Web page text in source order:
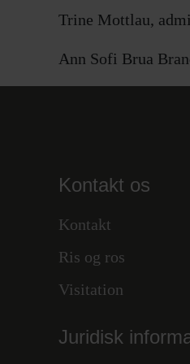
Trine Mottlau,
Ann Sofi Brua
Kontakt os
Kontakt
Ris og ros
Visitation
Juridisk